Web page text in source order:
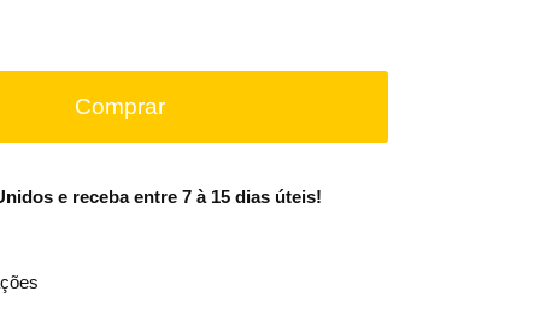
Comprar
e receba entre 7 à 15 dias úteis!